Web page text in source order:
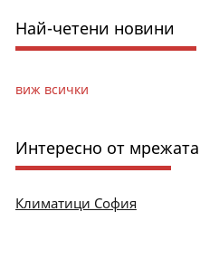
Най-четени новини
виж всички
Интересно от мрежата
Климатици София